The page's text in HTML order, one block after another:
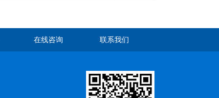
在线咨询 联系我们